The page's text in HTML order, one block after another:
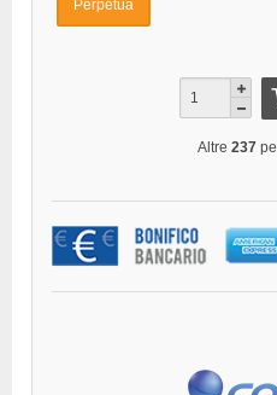
Perpetua
Altre 237